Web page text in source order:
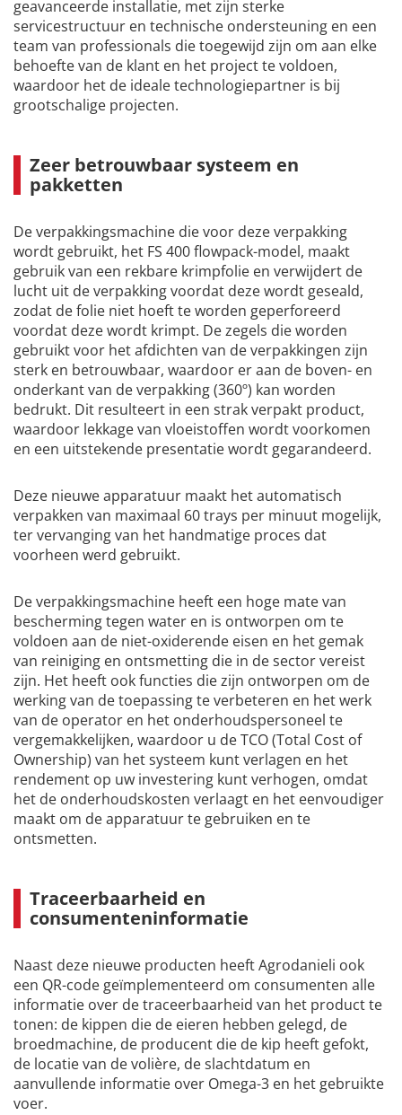
geavanceerde installatie, met zijn sterke
servicestructuur en technische ondersteuning en een
team van professionals die toegewijd zijn om aan elke
behoefte van de klant en het project te voldoen,
waardoor het de ideale technologiepartner is bij
grootschalige projecten.
Zeer betrouwbaar systeem en
pakketten
De verpakkingsmachine die voor deze verpakking
wordt gebruikt, het FS 400 flowpack-model, maakt
gebruik van een rekbare krimpfolie en verwijdert de
lucht uit de verpakking voordat deze wordt geseald,
zodat de folie niet hoeft te worden geperforeerd
voordat deze wordt krimpt. De zegels die worden
gebruikt voor het afdichten van de verpakkingen zijn
sterk en betrouwbaar, waardoor er aan de boven- en
onderkant van de verpakking (360º) kan worden
bedrukt. Dit resulteert in een strak verpakt product,
waardoor lekkage van vloeistoffen wordt voorkomen
en een uitstekende presentatie wordt gegarandeerd.
Deze nieuwe apparatuur maakt het automatisch
verpakken van maximaal 60 trays per minuut mogelijk,
ter vervanging van het handmatige proces dat
voorheen werd gebruikt.
De verpakkingsmachine heeft een hoge mate van
bescherming tegen water en is ontworpen om te
voldoen aan de niet-oxiderende eisen en het gemak
van reiniging en ontsmetting die in de sector vereist
zijn. Het heeft ook functies die zijn ontworpen om de
werking van de toepassing te verbeteren en het werk
van de operator en het onderhoudspersoneel te
vergemakkelijken, waardoor u de TCO (Total Cost of
Ownership) van het systeem kunt verlagen en het
rendement op uw investering kunt verhogen, omdat
het de onderhoudskosten verlaagt en het eenvoudiger
maakt om de apparatuur te gebruiken en te
ontsmetten.
Traceerbaarheid en
consumenteninformatie
Naast deze nieuwe producten heeft Agrodanieli ook
een QR-code geïmplementeerd om consumenten alle
informatie over de traceerbaarheid van het product te
tonen: de kippen die de eieren hebben gelegd, de
broedmachine, de producent die de kip heeft gefokt,
de locatie van de volière, de slachtdatum en
aanvullende informatie over Omega-3 en het gebruikte
voer.